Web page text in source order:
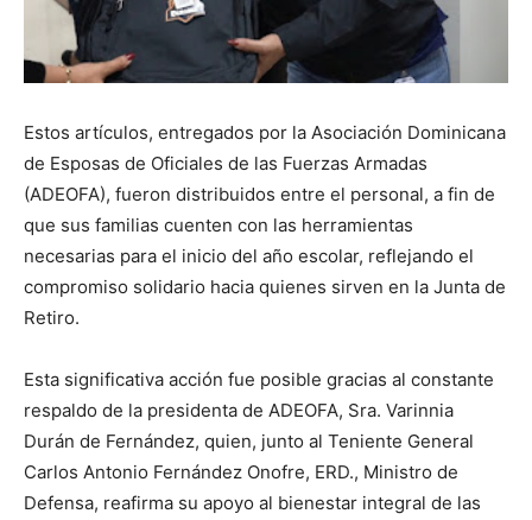
Estos artículos, entregados por la Asociación Dominicana
de Esposas de Oficiales de las Fuerzas Armadas
(ADEOFA), fueron distribuidos entre el personal, a fin de
que sus familias cuenten con las herramientas
necesarias para el inicio del año escolar, reflejando el
compromiso solidario hacia quienes sirven en la Junta de
Retiro.
Esta significativa acción fue posible gracias al constante
respaldo de la presidenta de ADEOFA, Sra. Varinnia
Durán de Fernández, quien, junto al Teniente General
Carlos Antonio Fernández Onofre, ERD., Ministro de
Defensa, reafirma su apoyo al bienestar integral de las